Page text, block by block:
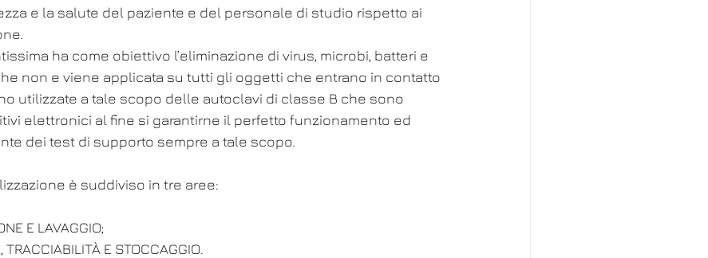
e la salute del paziente e del personale di studio rispetto ai
ha come obiettivo l’eliminazione di virus, microbi, batteri e
non e viene applicata su tutti gli oggetti che entrano in contatto
utilizzate a tale scopo delle autoclavi di classe B che sono
elettronici al fine si garantirne il perfetto funzionamento ed
dei test di supporto sempre a tale scopo.
è suddiviso in tre aree:
E LAVAGGIO;
TRACCIABILITÀ E STOCCAGGIO.